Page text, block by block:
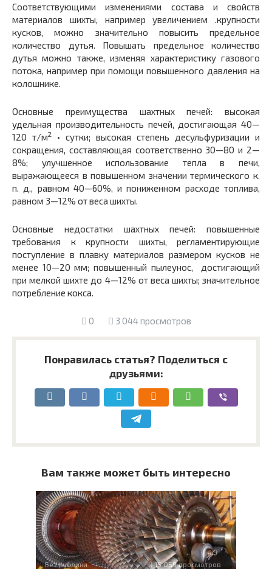
Соответствующими изменениями состава и свойств
материалов шихты, например увеличением .крупности
кусков, можно значительно повысить предельное
количество дутья. Повышать предельное количество
дутья можно также, изменяя характеристику газового
потока, например при помощи повышенного давления на
колошнике.
Основные преимущества шахтных печей: высокая
удельная производительность печей, достигающая 40—
120 т/м2
• сутки; вы­сокая степень десульфуризации и
сокращения, составляющая со­ответственно 30—80 и 2—
8%; улучшенное использование тепла в печи,
выражающееся в повышенном значении термического к.
п. д., равном 40—60%, и пониженном расходе топлива,
рав­ном 3—12% от веса шихты.
Основные недостатки шахтных печей: повышенные
требова­ния к крупности шихты, регламентирующие
поступление в плав­ку материалов размером кусков не
менее 10—20 мм; повышен­ный пылеунос, достигающий
при мелкой шихте до 4—12% от веса шихты; значительное
потребление кокса.
0 3 044 просмотров
Понравилась статья? Поделиться с
друзьями:
Вам также может быть интересно
Без рубрики 15 059 просмотров